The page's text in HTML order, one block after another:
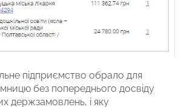
підприємство обрало для
без попереднього досвіду
держзамовлень, і яку